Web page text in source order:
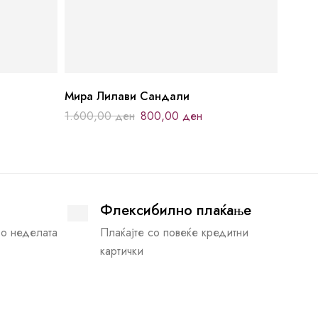
Мира Лилави Сандали
1.600,00ден 800,00 ден
неделата
Флексибилно плаќање
Плаќајте со повеќе кредитни
картички